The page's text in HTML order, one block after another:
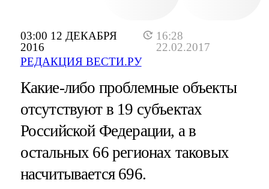
03:00 12 ДЕКАБРЯ
2016
16:28
22.02.2017
РЕДАКЦИЯ ВЕСТИ.РУ
Какие-либо проблемные объекты
отсутствуют в 19 субъектах
Российской Федерации, а в
остальных 66 регионах таковых
насчитывается 696.